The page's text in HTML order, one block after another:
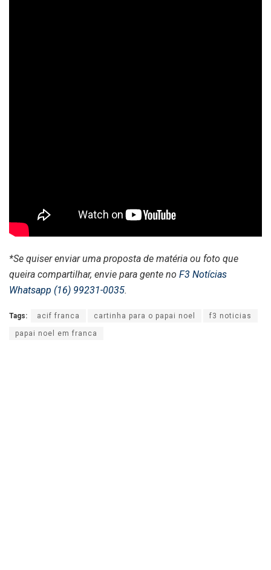
*Se quiser enviar uma proposta de matéria ou foto que
queira compartilhar, envie para gente no F3 Notícias
Whatsapp (16) 99231-0035.
Tags: acif franca cartinha para o papai noel f3 noticias
papai noel em franca